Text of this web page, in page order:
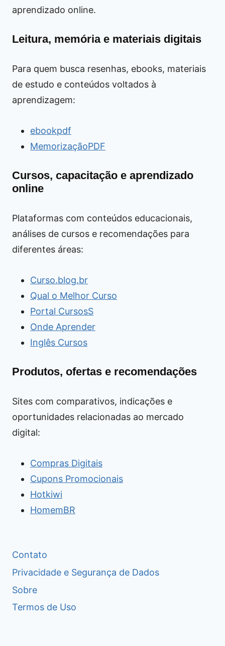
aprendizado online.
Leitura, memória e materiais digitais
Para quem busca resenhas, ebooks, materiais
de estudo e conteúdos voltados à
aprendizagem:
ebookpdf
MemorizaçãoPDF
Cursos, capacitação e aprendizado
online
Plataformas com conteúdos educacionais,
análises de cursos e recomendações para
diferentes áreas:
Curso.blog.br
Qual o Melhor Curso
Portal CursosS
Onde Aprender
Inglês Cursos
Produtos, ofertas e recomendações
Sites com comparativos, indicações e
oportunidades relacionadas ao mercado
digital:
Compras Digitais
Cupons Promocionais
Hotkiwi
HomemBR
Contato
Privacidade e Segurança de Dados
Sobre
Termos de Uso